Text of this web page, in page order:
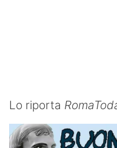
Lo riporta